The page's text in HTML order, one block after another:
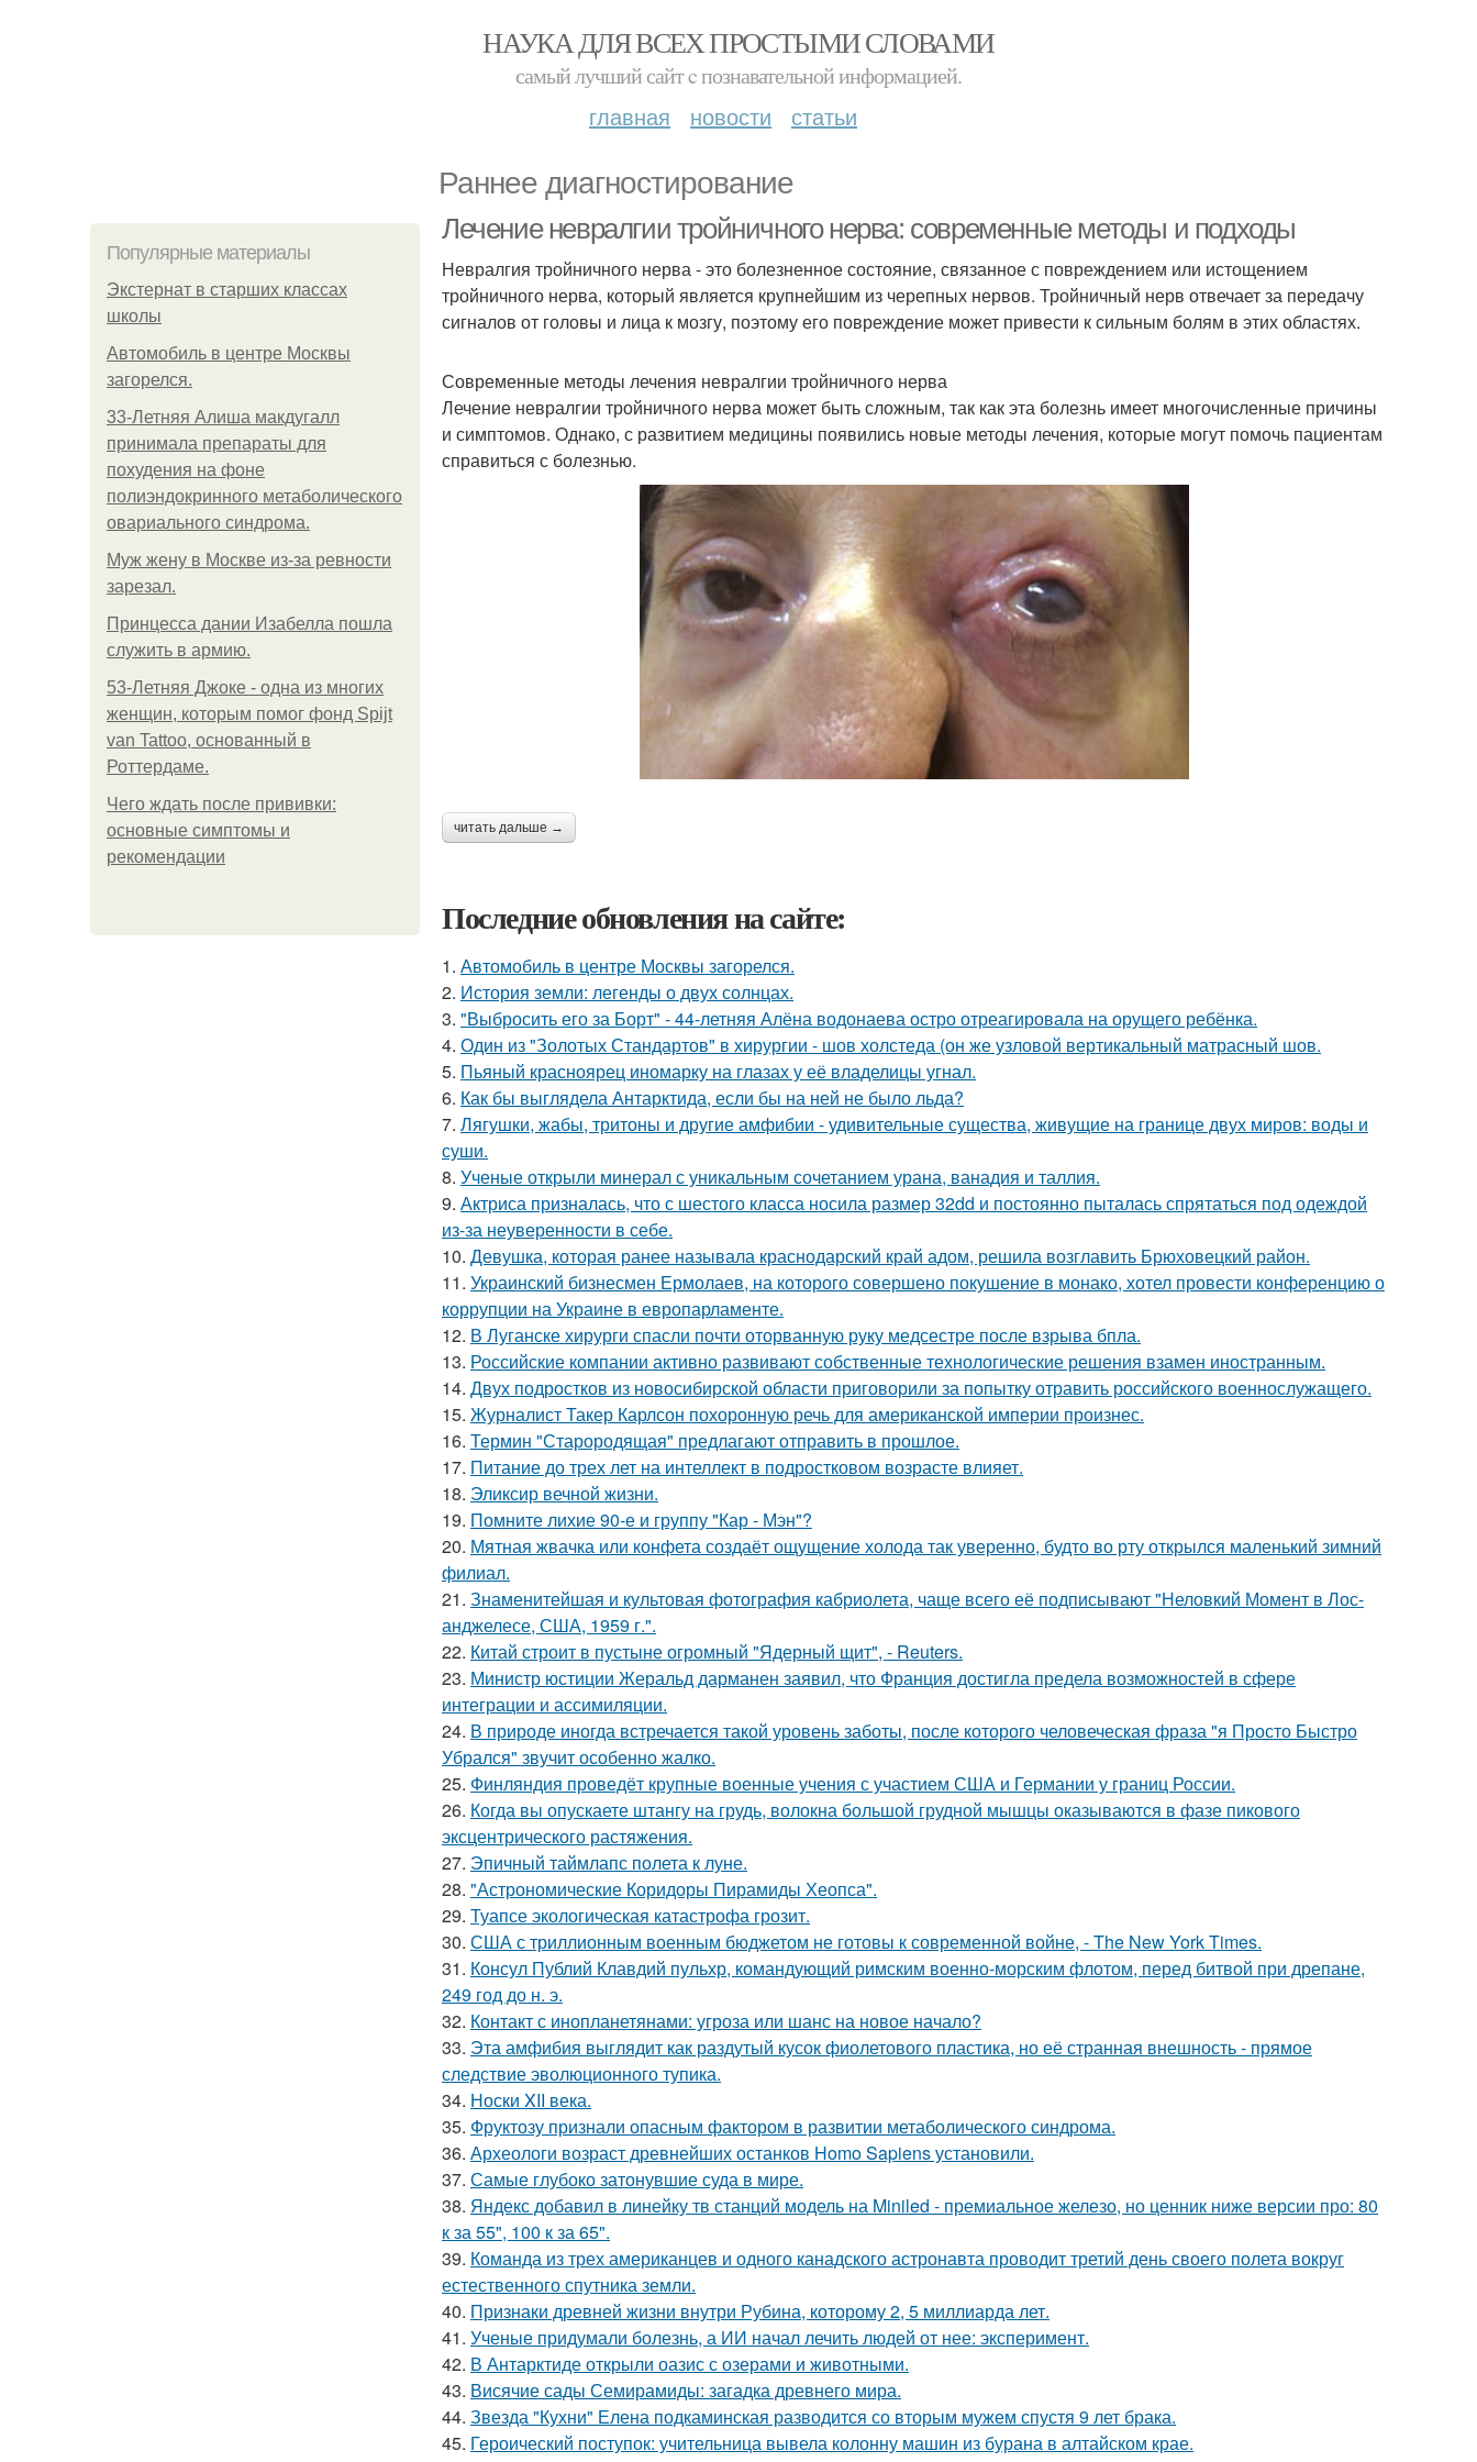
НАУКА ДЛЯ ВСЕХ ПРОСТЫМИ СЛОВАМИ
самый лучший сайт c познавательной информацией.
главная новости статьи
Раннее диагностирование
Популярные материалы
Экстернат в старших классах
школы
Автомобиль в центре Москвы
загорелся.
33-Летняя Алиша макдугалл
принимала препараты для
похудения на фоне
полиэндокринного метаболического
овариального синдрома.
Mуж жену в Москве из-за ревности
зарезал.
Принцесса дании Изабелла пошла
служить в армию.
53-Летняя Джоке - одна из многих
женщин, которым помог фонд Spijt
van Tattoo, основанный в
Роттердаме.
Чего ждать после прививки:
основные симптомы и
рекомендации
Лечение невралгии тройничного нерва: современные методы и подходы
Невралгия тройничного нерва - это болезненное состояние, связанное с повреждением или истощением
тройничного нерва, который является крупнейшим из черепных нервов. Тройничный нерв отвечает за передачу
сигналов от головы и лица к мозгу, поэтому его повреждение может привести к сильным болям в этих областях.
Современные методы лечения невралгии тройничного нерва
Лечение невралгии тройничного нерва может быть сложным, так как эта болезнь имеет многочисленные причины
и симптомов. Однако, с развитием медицины появились новые методы лечения, которые могут помочь пациентам
справиться с болезнью.
читать дальше →
Последние обновления на сайте:
1. Автомобиль в центре Москвы загорелся.
2. История земли: легенды о двух солнцах.
3. "Выбросить его за Борт" - 44-летняя Алёна водонаева остро отреагировала на орущего ребёнка.
4. Один из "Золотых Стандартов" в хирургии - шов холстеда (он же узловой вертикальный матрасный шов.
5. Пьяный красноярец иномарку на глазах у её владелицы угнал.
6. Как бы выглядела Антарктида, если бы на ней не было льда?
7. Лягушки, жабы, тритоны и другие амфибии - удивительные существа, живущие на границе двух миров: воды и
суши.
8. Ученые открыли минерал с уникальным сочетанием урана, ванадия и таллия.
9. Актриса призналась, что с шестого класса носила размер 32dd и постоянно пыталась спрятаться под одеждой
из-за неуверенности в себе.
10. Девушка, которая ранее называла краснодарский край адом, решила возглавить Брюховецкий район.
11. Украинский бизнесмен Ермолаев, на которого совершено покушение в монако, хотел провести конференцию о
коррупции на Украине в европарламенте.
12. В Луганске хирурги спасли почти оторванную руку медсестре после взрыва бпла.
13. Российские компании активно развивают собственные технологические решения взамен иностранным.
14. Двух подростков из новосибирской области приговорили за попытку отравить российского военнослужащего.
15. Журналист Такер Карлсон похоронную речь для американской империи произнес.
16. Термин "Старородящая" предлагают отправить в прошлое.
17. Питание до трех лет на интеллект в подростковом возрасте влияет.
18. Эликсир вечной жизни.
19. Помните лихие 90-е и группу "Кар - Мэн"?
20. Мятная жвачка или конфета создаёт ощущение холода так уверенно, будто во рту открылся маленький зимний
филиал.
21. Знаменитейшая и культовая фотография кабриолета, чаще всего её подписывают "Неловкий Момент в Лос-
анджелесе, США, 1959 г.".
22. Китай строит в пустыне огромный "Ядерный щит", - Reuters.
23. Министр юстиции Жеральд дарманен заявил, что Франция достигла предела возможностей в сфере
интеграции и ассимиляции.
24. В природе иногда встречается такой уровень заботы, после которого человеческая фраза "я Просто Быстро
Убрался" звучит особенно жалко.
25. Финляндия проведёт крупные военные учения с участием США и Германии у границ России.
26. Когда вы опускаете штангу на грудь, волокна большой грудной мышцы оказываются в фазе пикового
эксцентрического растяжения.
27. Эпичный таймлапс полета к луне.
28. "Астрономические Коридоры Пирамиды Хеопса".
29. Туапсе экологическая катастрофа грозит.
30. США с триллионным военным бюджетом не готовы к современной войне, - The New York Times.
31. Консул Публий Клавдий пульхр, командующий римским военно-морским флотом, перед битвой при дрепане,
249 год до н. э.
32. Контакт с инопланетянами: угроза или шанс на новое начало?
33. Эта амфибия выглядит как раздутый кусок фиолетового пластика, но её странная внешность - прямое
следствие эволюционного тупика.
34. Носки XII века.
35. Фруктозу признали опасным фактором в развитии метаболического синдрома.
36. Археологи возраст древнейших останков Homo Sapiens установили.
37. Самые глубоко затонувшие суда в мире.
38. Яндекс добавил в линейку тв станций модель на Miniled - премиальное железо, но ценник ниже версии про: 80
к за 55", 100 к за 65".
39. Команда из трех американцев и одного канадского астронавта проводит третий день своего полета вокруг
естественного спутника земли.
40. Признаки древней жизни внутри Рубина, которому 2, 5 миллиарда лет.
41. Ученые придумали болезнь, а ИИ начал лечить людей от нее: эксперимент.
42. В Антарктиде открыли оазис с озерами и животными.
43. Висячие сады Семирамиды: загадка древнего мира.
44. Звезда "Кухни" Елена подкаминская разводится со вторым мужем спустя 9 лет брака.
45. Героический поступок: учительница вывела колонну машин из бурана в алтайском крае.